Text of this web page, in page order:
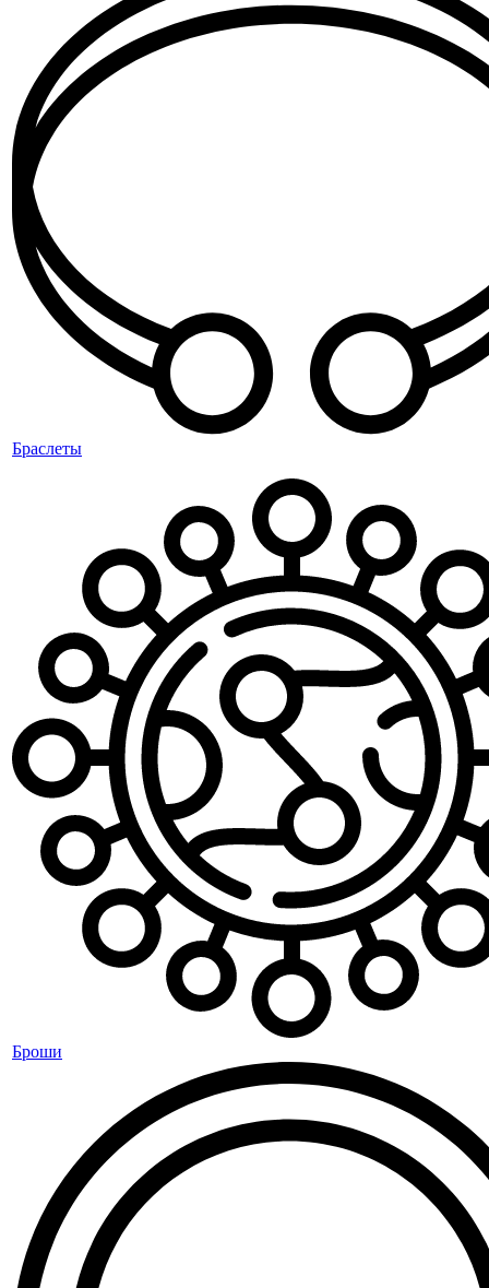
Браслеты
Броши